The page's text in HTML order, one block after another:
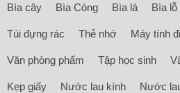
Bìa cây Bìa Còng Bìa lá Bìa lỗ
Túi đựng rác Thẻ nhớ Máy tính
Văn phòng phẩm Tập học sinh
Kẹp giấy Nước lau kính Nước